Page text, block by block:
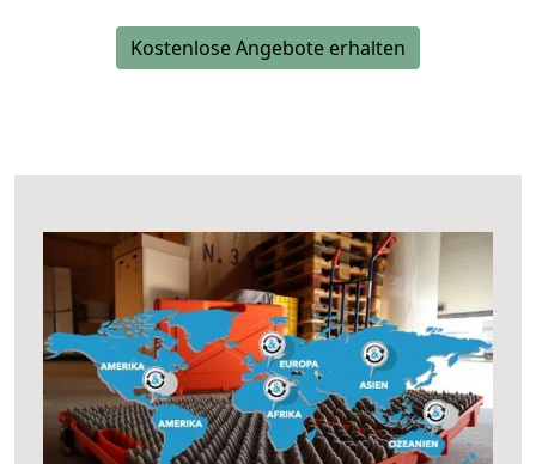
Kostenlose Angebote erhalten